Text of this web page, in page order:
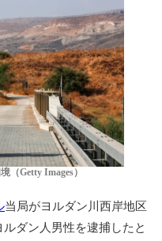
（Getty Images）
当局がヨルダン川西岸地区
ダン人男性を逮捕したと